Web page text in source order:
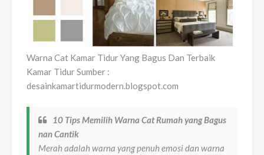
Warna Cat Kamar Tidur Yang Bagus Dan Terbaik
Kamar Tidur Sumber :
desainkamartidurmodern.blogspot.com
10 Tips Memilih Warna Cat Rumah yang Bagus
nan Cantik
Merah adalah warna yang penuh emosi dan warna